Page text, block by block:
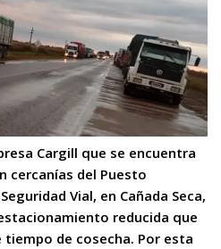
Cargill que se encuentra
cercanías del Puesto
Vial, en Cañada Seca,
reducida que
de cosecha. Por esta